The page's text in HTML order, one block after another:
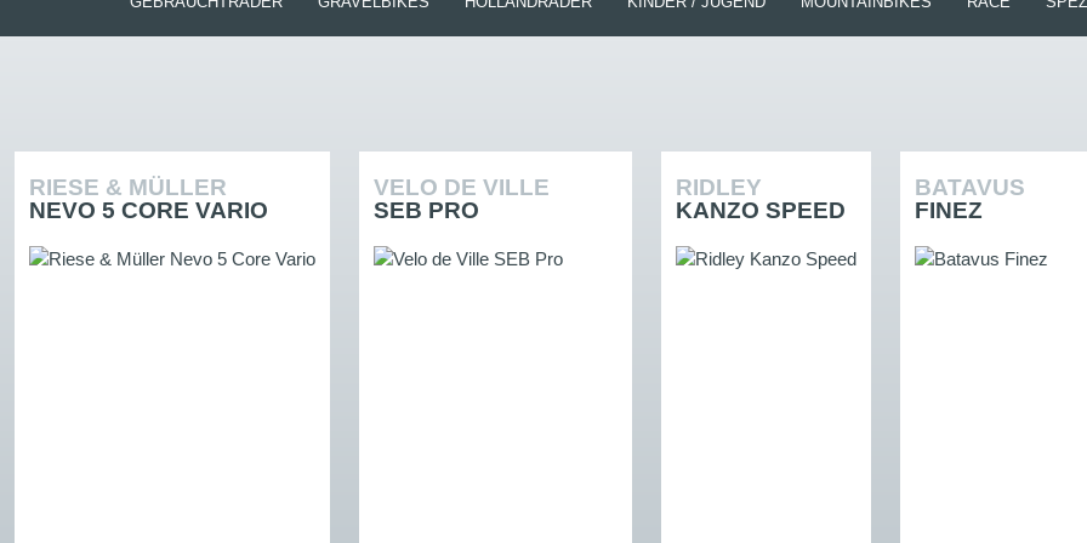
RIESE & MÜLLER
NEVO 5 CORE VARIO
VELO DE VILLE
SEB PRO
RIDLEY
KANZO SPEED
BATAVUS
FINEZ